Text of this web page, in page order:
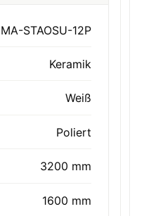
MA-STAOSU-12P
Keramik
Weiß
Poliert
3200 mm
1600 mm